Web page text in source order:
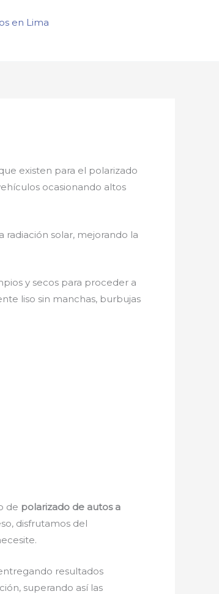
en Lima
existen para el polarizado
ocasionando altos
solar, mejorando la
y secos para proceder a
liso sin manchas, burbujas
de polarizado de autos a
disfrutamos del
resultados
superando así las